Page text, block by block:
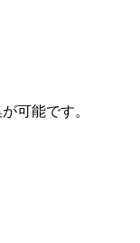
可能です。